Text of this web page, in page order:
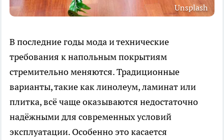
Unsplash
В последние годы мода и технические
требования к напольным покрытиям
стремительно меняются. Традиционные
варианты, такие как линолеум, ламинат или
плитка, всё чаще оказываются недостаточно
надёжными для современных условий
эксплуатации. Особенно это касается